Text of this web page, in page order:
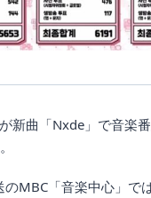
が新曲「Nxde」で音楽
MBC「音楽中心」で